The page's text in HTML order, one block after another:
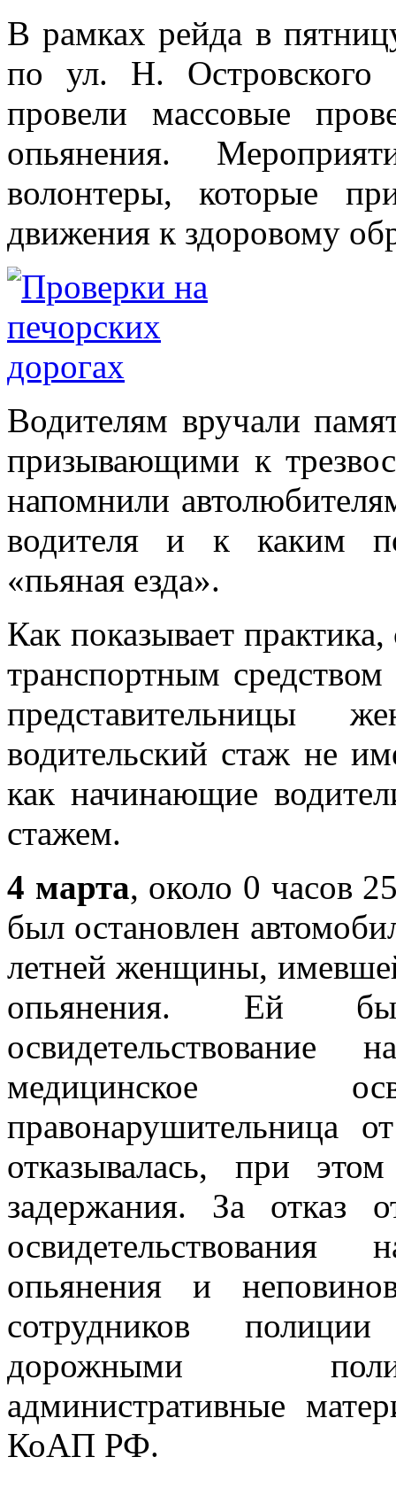
В рамках рейда в
по ул. Н. Островского
провели массовые
опьянения.
волонтеры, которые
движения к здоровому
Водителям вручали
призывающими к
напомнили
водителя и к каким
«пьяная езда».
Как показывает
транспортным
представительницы
водительский стаж не
как начинающие
стажем.
4 марта, около 0 часов
был остановлен
летней женщины,
опьянения. Ей
медицинское
правонарушительница
отказывалась, при
задержания. За отказ
освидетельствования
опьянения и
сотрудников
дорожными
административные
КоАП РФ.